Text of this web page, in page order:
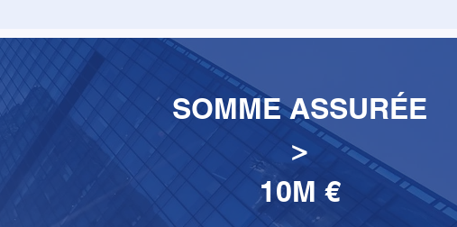
SOMME ASSURÉE
>
10M €